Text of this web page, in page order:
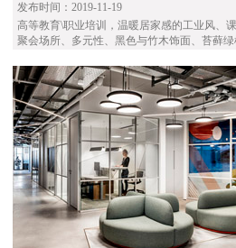
发布时间：2019-11-19
高等教育\职业培训，温暖居家感的工业风、
聚会场所、多元性、黑色与竹木饰面、苔藓